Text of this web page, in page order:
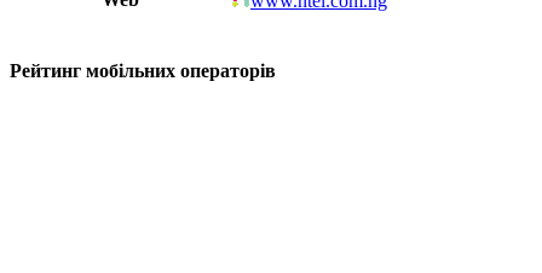
Рейтинг мобільних операторів